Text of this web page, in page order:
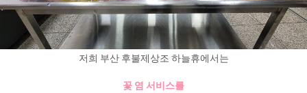
저희 부산 후불제상조 하늘휴에서는
꽃 염 서비스를